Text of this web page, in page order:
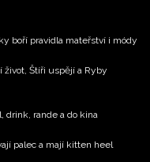
Extra s.r.o. bude s
souhlasíte se
, zaškrtněte toto pole.
boří pravidla mateřství i módy
život, Štíři uspějí a Ryby
drink, rande a do kina
palec a mají kitten heel